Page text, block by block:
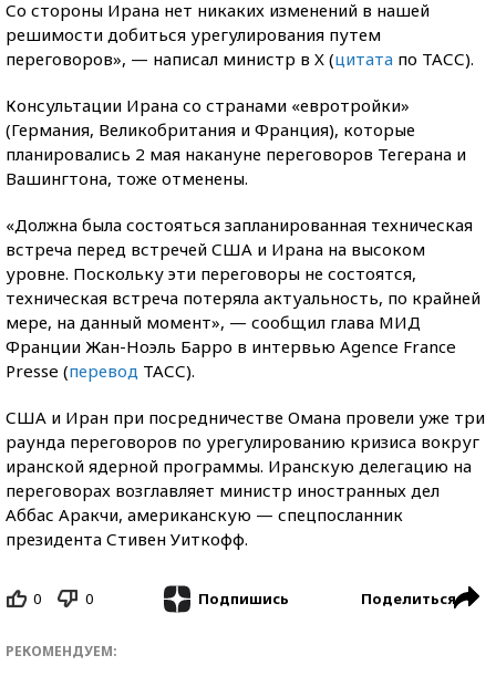
Со стороны Ирана нет никаких изменений в нашей
решимости добиться урегулирования путем
переговоров», — написал министр в X (цитата по ТАСС).
Консультации Ирана со странами «евротройки»
(Германия, Великобритания и Франция), которые
планировались 2 мая накануне переговоров Тегерана и
Вашингтона, тоже отменены.
«Должна была состояться запланированная техническая
встреча перед встречей США и Ирана на высоком
уровне. Поскольку эти переговоры не состоятся,
техническая встреча потеряла актуальность, по крайней
мере, на данный момент», — сообщил глава МИД
Франции Жан-Ноэль Барро в интервью Agence France
Presse (перевод ТАСС).
США и Иран при посредничестве Омана провели уже три
раунда переговоров по урегулированию кризиса вокруг
иранской ядерной программы. Иранскую делегацию на
переговорах возглавляет министр иностранных дел
Аббас Аракчи, американскую — спецпосланник
президента Стивен Уиткофф.
0 0 Подпишись Поделиться
РЕКОМЕНДУЕМ: